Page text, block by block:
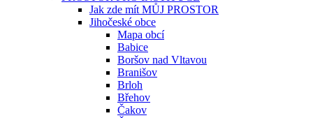
Jak zde mít MŮJ PROSTOR
Jihočeské obce
Mapa obcí
Babice
Boršov nad Vltavou
Branišov
Brloh
Břehov
Čakov